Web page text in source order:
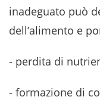
inadeguato può
dell’alimento e
- perdita di
- formazione di